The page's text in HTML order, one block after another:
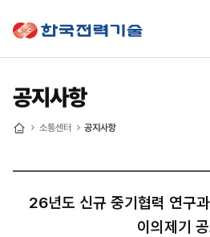
공지사항
소통센터 공지사항
26년도 신규 중기협력 연구
이의제기